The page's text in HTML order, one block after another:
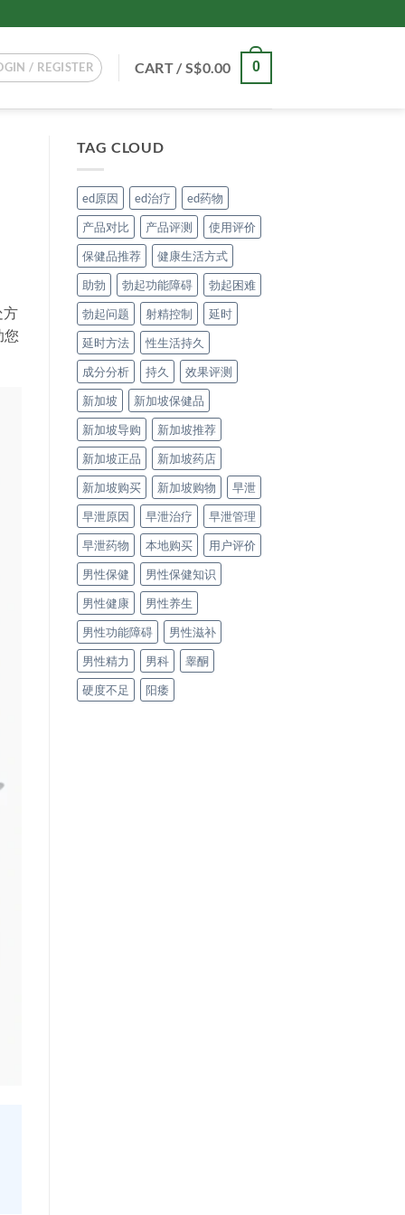
/ REGISTER CART /S$0.00 0
方
您
TAG CLOUD
ed原因 ed治疗
ed药物
产品对比
产品评测
使用评价
保健品推荐
健康生活方式
助勃
勃起功能障碍
勃起困难
勃起问题
射精控制
延时
延时方法
性生活持久
成分分析
持久
效果评测
新加坡
新加坡保健品
新加坡导购
新加坡推荐
新加坡正品
新加坡药店
新加坡购买
新加坡购物
早泄
早泄原因
早泄治疗
早泄管理
早泄药物
本地购买
用户评价
男性保健
男性保健知识
男性健康
男性养生
男性功能障碍
男性滋补
男性精力
男科
睾酮
硬度不足
阳痿